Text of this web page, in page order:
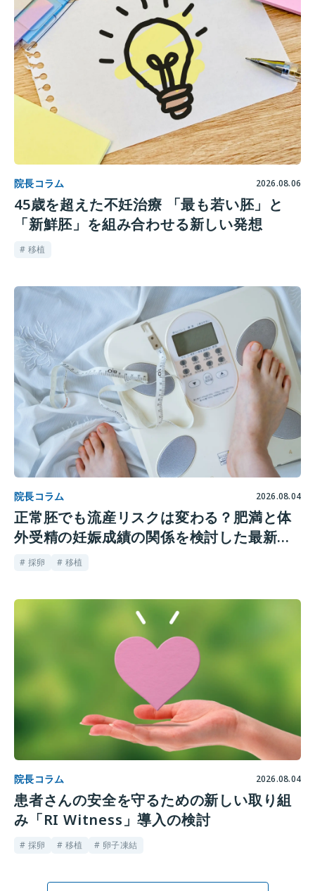
院長コラム 2026.08.06
45歳を超えた不妊治療 「最も若い胚」と
「新鮮胚」を組み合わせる新しい発想
# 移植
院長コラム 2026.08.04
正常胚でも流産リスクは変わる？肥満と体
外受精の妊娠成績の関係を検討した最新研
究
# 採卵 # 移植
院長コラム 2026.08.04
患者さんの安全を守るための新しい取り組
み「RI Witness」導入の検討
# 採卵 # 移植 # 卵子凍結